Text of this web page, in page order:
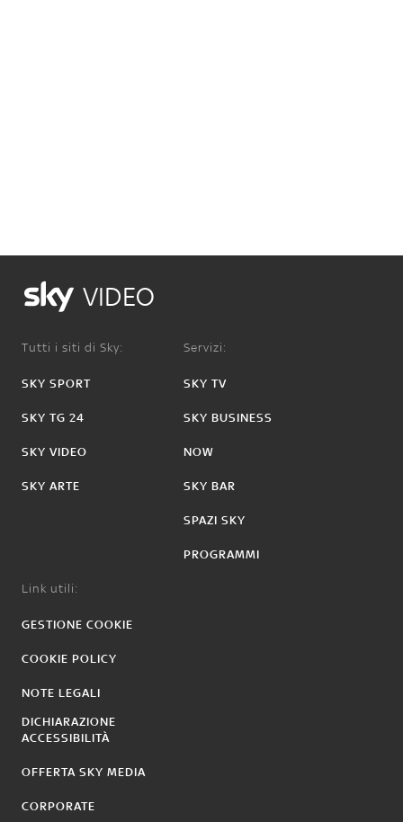
VIDEO
Tutti i siti di Sky:
SKY SPORT
SKY TG 24
SKY VIDEO
SKY ARTE
Servizi:
SKY TV
SKY BUSINESS
NOW
SKY BAR
SPAZI SKY
PROGRAMMI
Link utili:
GESTIONE COOKIE
COOKIE POLICY
NOTE LEGALI
DICHIARAZIONE
ACCESSIBILITÀ
OFFERTA SKY MEDIA
CORPORATE